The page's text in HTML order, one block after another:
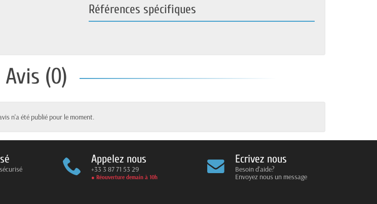
Références spécifiques
Avis (0)
n'a été publié pour le moment.
Appelez nous
+33 3 87 71 53 29
● Réouverture demain à 10h
Ecrivez nous
Besoin d'aide?
Envoyez nous un message